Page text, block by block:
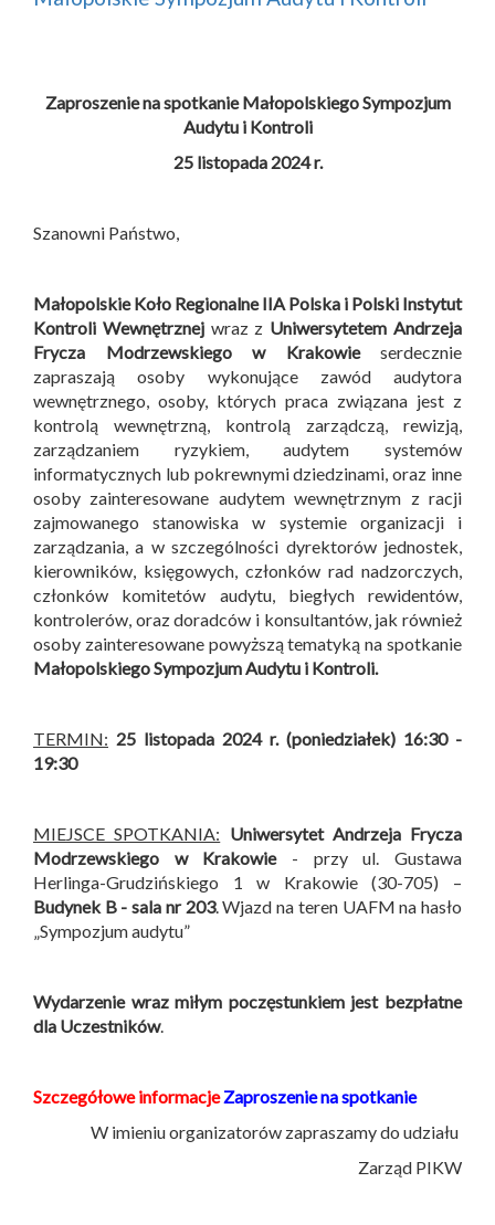
Zaproszenie na spotkanie Małopolskiego Sympozjum
Audytu i Kontroli
25 listopada 2024 r.
Szanowni Państwo,
Małopolskie Koło Regionalne IIA Polska i Polski Instytut
Kontroli Wewnętrznejwraz z Uniwersytetem Andrzeja
Frycza Modrzewskiego w Krakowieserdecznie
zapraszają osoby wykonujące zawód audytora
wewnętrznego, osoby, których praca związana jest z
kontrolą wewnętrzną, kontrolą zarządczą, rewizją,
zarządzaniem ryzykiem, audytem systemów
informatycznych lub pokrewnymi dziedzinami, oraz inne
osoby zainteresowane audytem wewnętrznym z racji
zajmowanego stanowiska w systemie organizacji i
zarządzania, a w szczególności dyrektorów jednostek,
kierowników, księgowych, członków rad nadzorczych,
członków komitetów audytu, biegłych rewidentów,
kontrolerów, oraz doradców i konsultantów, jak również
osoby zainteresowane powyższą tematyką na spotkanie
Małopolskiego Sympozjum Audytu i Kontroli.
TERMIN: 25 listopada 2024 r. (poniedziałek) 16:30 -
19:30
MIEJSCE SPOTKANIA: Uniwersytet Andrzeja Frycza
Modrzewskiego w Krakowie- przy ul. Gustawa
Herlinga-Grudzińskiego 1 w Krakowie (30-705) –
Budynek B - sala nr 203. Wjazd na teren UAFM na hasło
„Sympozjum audytu”
Wydarzenie wraz miłym poczęstunkiem jest bezpłatne
dla Uczestników.
Szczegółowe informacje Zaproszenie na spotkanie
W imieniu organizatorów zapraszamy do udziału
Zarząd PIKW